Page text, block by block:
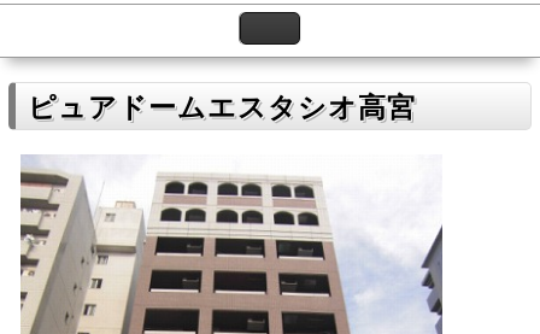
ピュアドームエスタシオ高宮